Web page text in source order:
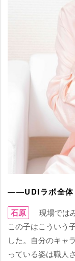
――UDIラボ全体
石原
現場では
この子はこういう
した。自分のキ
っている姿は職人